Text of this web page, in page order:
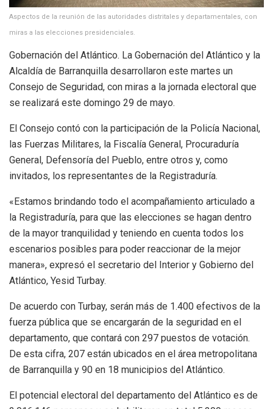
Aspectos de la reunión de las autoridades distritales y departamentales, con
miras a las elecciones presidenciales.
Gobernación del Atlántico. La Gobernación del Atlántico y la
Alcaldía de Barranquilla desarrollaron este martes un
Consejo de Seguridad, con miras a la jornada electoral que
se realizará este domingo 29 de mayo.
El Consejo contó con la participación de la Policía Nacional,
las Fuerzas Militares, la Fiscalía General, Procuraduría
General, Defensoría del Pueblo, entre otros y, como
invitados, los representantes de la Registraduría.
«Estamos brindando todo el acompañamiento articulado a
la Registraduría, para que las elecciones se hagan dentro
de la mayor tranquilidad y teniendo en cuenta todos los
escenarios posibles para poder reaccionar de la mejor
manera», expresó el secretario del Interior y Gobierno del
Atlántico, Yesid Turbay.
De acuerdo con Turbay, serán más de 1.400 efectivos de la
fuerza pública que se encargarán de la seguridad en el
departamento, que contará con 297 puestos de votación.
De esta cifra, 207 están ubicados en el área metropolitana
de Barranquilla y 90 en 18 municipios del Atlántico.
El potencial electoral del departamento del Atlántico es de